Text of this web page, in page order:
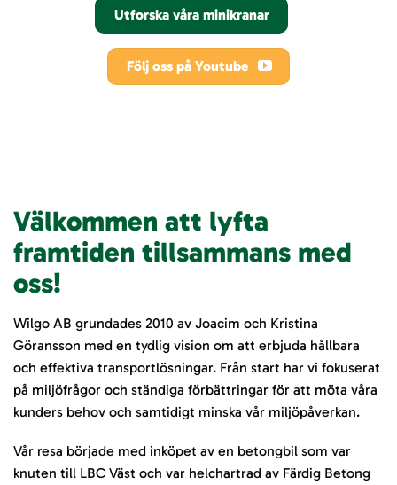
Utforska våra minikranar
Följ oss på Youtube
Välkommen att lyfta
framtiden tillsammans med
oss!
Wilgo AB grundades 2010 av Joacim och Kristina
Göransson med en tydlig vision om att erbjuda hållbara
och effektiva transportlösningar. Från start har vi fokuserat
på miljöfrågor och ständiga förbättringar för att möta våra
kunders behov och samtidigt minska vår miljöpåverkan.
Vår resa började med inköpet av en betongbil som var
knuten till LBC Väst och var helchartrad av Färdig Betong